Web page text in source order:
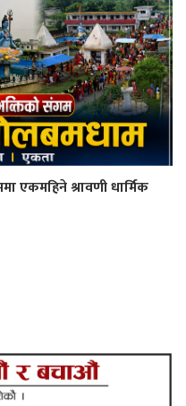
एकमहिने श्रावणी धार्मिक